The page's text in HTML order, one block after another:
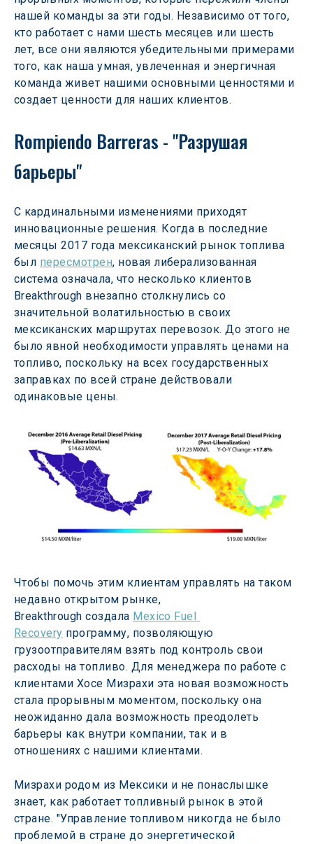
нашей команды за эти годы. Независимо от того,
кто работает с нами шесть месяцев или шесть
лет, все они являются убедительными примерами
того, как наша умная, увлеченная и энергичная
команда живет нашими основными ценностями и
создает ценности для наших клиентов.
Rompiendo Barreras - "Разрушая
барьеры"
С кардинальными изменениями приходят
инновационные решения. Когда в последние
месяцы 2017 года мексиканский рынок топлива
был пересмотрен, новая либерализованная
система означала, что несколько клиентов
Breakthrough внезапно столкнулись со
значительной волатильностью в своих
мексиканских маршрутах перевозок. До этого не
было явной необходимости управлять ценами на
топливо, поскольку на всех государственных
заправках по всей стране действовали
одинаковые цены.
Чтобы помочь этим клиентам управлять на таком
недавно открытом рынке,
Breakthrough создала Mexico Fuel
Recovery программу, позволяющую
грузоотправителям взять под контроль свои
расходы на топливо. Для менеджера по работе с
клиентами Хосе Мизрахи эта новая возможность
стала прорывным моментом, поскольку она
неожиданно дала возможность преодолеть
барьеры как внутри компании, так и в
отношениях с нашими клиентами.
Мизрахи родом из Мексики и не понаслышке
знает, как работает топливный рынок в этой
стране. "Управление топливом никогда не было
проблемой в стране до энергетической